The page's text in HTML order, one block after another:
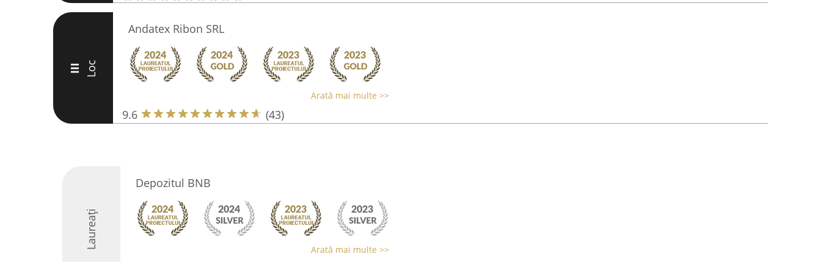
III Loc
Andatex Ribon SRL
Arată mai multe >>
9.6 (43)
Laureați
Depozitul BNB
Arată mai multe >>